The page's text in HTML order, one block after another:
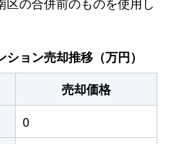
ョン売却推移（万円）
売却価格
0